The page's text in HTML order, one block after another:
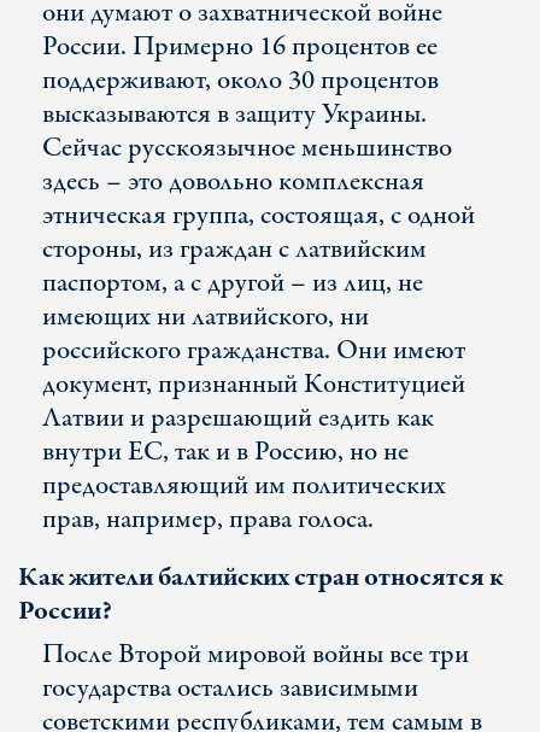
они думают о захватнической войне
России. Примерно 16 процентов ее
поддерживают, около 30 процентов
высказываются в защиту Украины.
Сейчас русскоязычное меньшинство
здесь – это довольно комплексная
этническая группа, состоящая, с одной
стороны, из граждан с латвийским
паспортом, а с другой – из лиц, не
имеющих ни латвийского, ни
российского гражданства. Они имеют
документ, признанный Конституцией
Латвии и разрешающий ездить как
внутри ЕС, так и в Россию, но не
предоставляющий им политических
прав, например, права голоса.
Как жители балтийских стран относятся к
России?
После Второй мировой войны все три
государства остались зависимыми
советскими республиками, тем самым в